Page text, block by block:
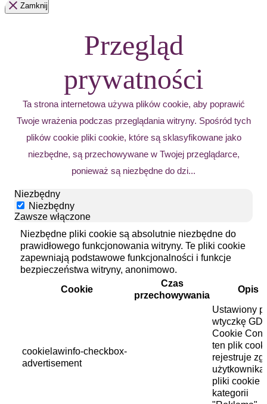
Zamknij
Przegląd
prywatności
Ta strona internetowa używa plików cookie, aby poprawić
Twoje wrażenia podczas przeglądania witryny. Spośród tych
plików cookie pliki cookie, które są sklasyfikowane jako
niezbędne, są przechowywane w Twojej przeglądarce,
ponieważ są niezbędne do dzi...
Niezbędny
Niezbędny
Zawsze włączone
Niezbędne pliki cookie są absolutnie niezbędne do
prawidłowego funkcjonowania witryny. Te pliki cookie
zapewniają podstawowe funkcjonalności i funkcje
bezpieczeństwa witryny, anonimowo.
Cookie
Czas
przechowywania
Opis
cookielawinfo-checkbox-
advertisement
Ustawiony
wtyczkę
Cookie
ten plik
rejestruje
użytkownika
pliki cookie
kategorii